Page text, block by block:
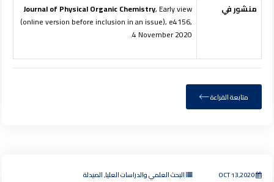
منشور في Journal of Physical Organic Chemistry, Early view
(online version before inclusion in an issue), e4156,
4 November 2020.
متابعة القراءة
OCT 13,2020 البحث العلمي والدراسات العليا, الصيدلة